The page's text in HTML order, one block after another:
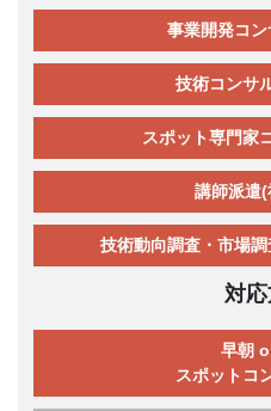
事業開発コ
技術コンサ
スポット専門家
講師派遣
技術動向調査・市場
対
早朝
スポットコ